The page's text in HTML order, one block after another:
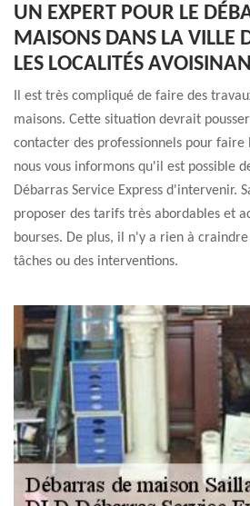
UN EXPERT POUR LE
MAISONS DANS LA VILLE
LES LOCALITÉS
Il est très compliqué de faire des
maisons. Cette situation devrait
contacter des professionnels pour faire
nous vous informons qu'il est possible
Débarras Service Express d'intervenir.
proposer des tarifs très abordables et
bourses. De plus, il n'y a rien à
tâches ou des interventions.